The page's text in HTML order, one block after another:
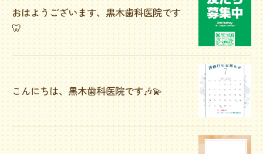
おはようございます、黒木歯科医院です
🦷
こんにちは、黒木歯科医院です🎶💫